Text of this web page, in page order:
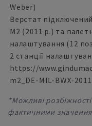
Weber)
Верстат
M2 (2011 р.) та
налаштування (12
2 станції
https://
m2_DE-MIL-BWX-
*Можливі
фактичними